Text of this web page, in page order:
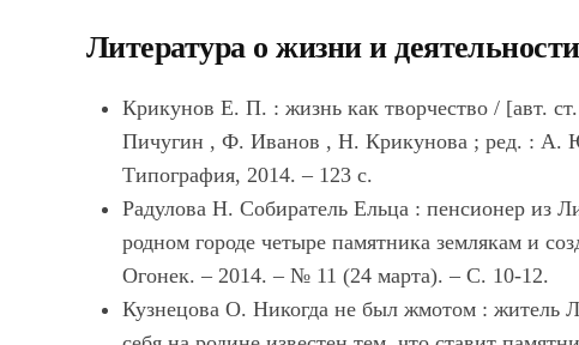
Литература о жизни и деятельности
Крикунов Е. П. : жизнь как творчество / [авт.
Пичугин , Ф. Иванов , Н. Крикунова ; ред. :
Типография, 2014. – 123 с.
Радулова Н. Собиратель Ельца : пенсионер из
родном городе четыре памятника землякам и
Огонек. – 2014. – № 11 (24 марта). – С. 10-12.
Кузнецова О. Никогда не был жмотом : житель